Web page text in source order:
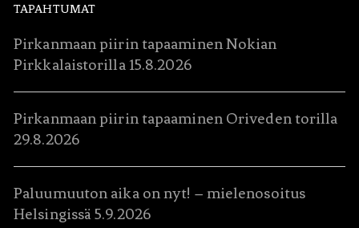
TAPAHTUMAT
Pirkanmaan piirin tapaaminen Nokian
Pirkkalaistorilla 15.8.2026
Pirkanmaan piirin tapaaminen Oriveden torilla
29.8.2026
Paluumuuton aika on nyt! – mielenosoitus
Helsingissä 5.9.2026